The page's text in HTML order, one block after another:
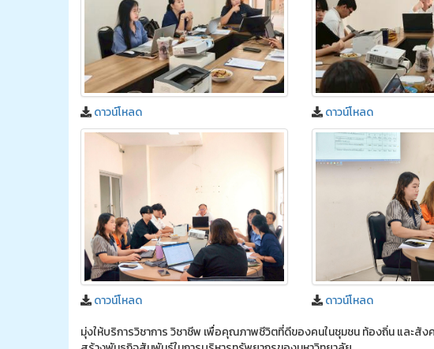
ดาวน์โหลด ดาวน์โหลด
ดาวน์โหลด
ดาวน์โหลด
มุ่งให้บริการวิชาการ วิชาชีพ เพื่อคุณภาพชีวิตที่ดีของคนในชุมชน ท้องถิ่น และสั